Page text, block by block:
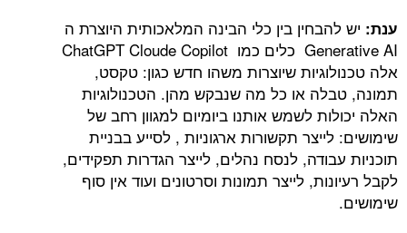
ענת: יש להבחין בין כלי הבינה המלאכותית היוצרת ה
Generative AI כלים כמו ChatGPT Cloude Copilot
אלה טכנולוגיות שיוצרות משהו חדש כגון: טקסט,
תמונה, טבלה או כל מה שנבקש מהן. הטכנולוגיות
האלה יכולות לשמש אותנו ביומיום למגוון רחב של
שימושים: לייצר תקשורות ארגוניות , לסייע בבניית
תוכניות עבודה, לנסח נהלים, לייצר הגדרות תפקידים,
לקבל רעיונות, לייצר תמונות וסרטונים ועוד אין סוף
שימושים.